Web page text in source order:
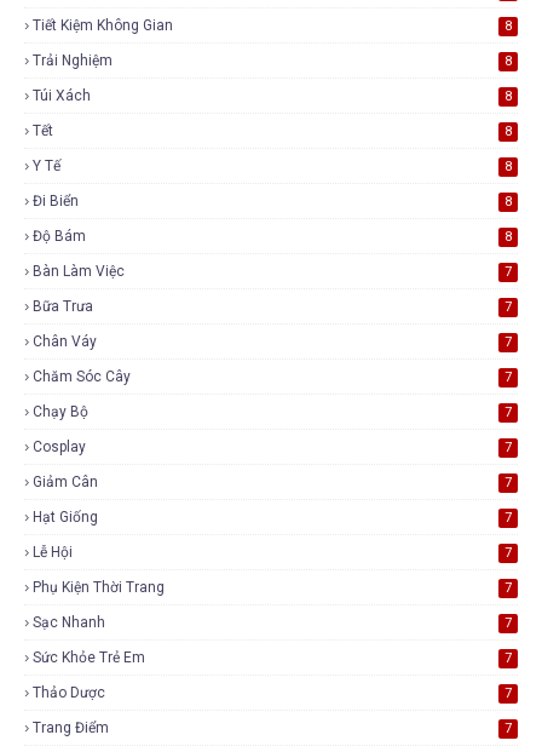
Tiết Kiệm Không Gian 8
Trải Nghiệm 8
Túi Xách 8
Tết 8
Y Tế 8
Đi Biển 8
Độ Bám 8
Bàn Làm Việc 7
Bữa Trưa 7
Chân Váy 7
Chăm Sóc Cây 7
Chạy Bộ 7
Cosplay 7
Giảm Cân 7
Hạt Giống 7
Lễ Hội 7
Phụ Kiện Thời Trang 7
Sạc Nhanh 7
Sức Khỏe Trẻ Em 7
Thảo Dược 7
Trang Điểm 7